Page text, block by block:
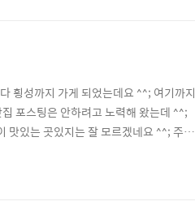
횡성까지 가게 되었는데요 ^^; 여기까지
포스팅은 안하려고 노력해 왔는데 ^^;
맛있는 곳있지는 잘 모르겠네요 ^^; 주위
이곳은 1층에서는 고기를 판매하는 것